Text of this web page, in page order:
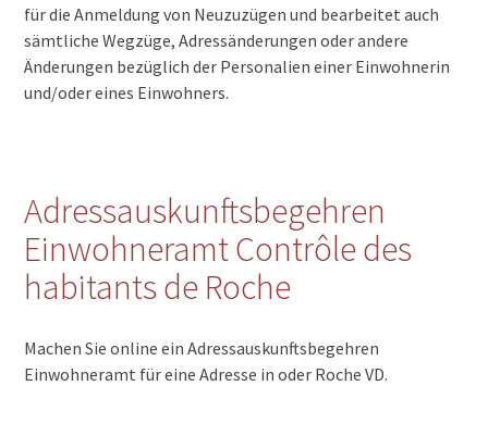
für die Anmeldung von Neuzuzügen und bearbeitet auch
sämtliche Wegzüge, Adressänderungen oder andere
Änderungen bezüglich der Personalien einer Einwohnerin
und/oder eines Einwohners.
Adressauskunftsbegehren
Einwohneramt Contrôle des
habitants de Roche
Machen Sie online ein Adressauskunftsbegehren
Einwohneramt für eine Adresse in oder Roche VD.